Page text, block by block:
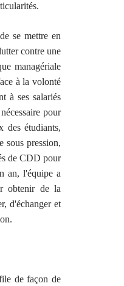
se mettre en
contre une
managériale
à la volonté
à ses salariés
pour
des étudiants,
sous pression,
de CDD pour
an, l'équipe a
obtenir de la
d'échanger et
de façon de